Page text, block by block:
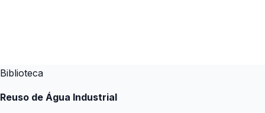
Biblioteca
Reuso de Água Industrial